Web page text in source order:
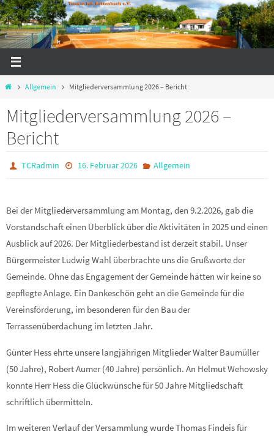
Zum
Inhalt
springen
StartAllgemein Mitgliederversammlung 2026 – Bericht
Mitgliederversammlung 2026 –
Bericht
TCRadmin 16. Februar 2026 Allgemein
Bei der Mitgliederversammlung am Montag, den 9.2.2026, gab die
Vorstandschaft einen Überblick über die Aktivitäten in 2025 und einen
Ausblick auf 2026. Der Mitgliederbestand ist derzeit stabil. Unser
Bürgermeister Ludwig Wahl überbrachte uns die Grußworte der
Gemeinde. Ohne das Engagement der Gemeinde hätten wir keine so
gepflegte Anlage. Ein Dankeschön geht an die Gemeinde für die
Vereinsförderung, im besonderen für den Bau der
Terrassenüberdachung im letzten Jahr.
Günter Hess ehrte unsere langjährigen Mitglieder Walter Baumüller
(50 Jahre), Robert Aumer (40 Jahre) persönlich. An Helmut Wehowsky
konnte Herr Hess die Glückwünsche für 50 Jahre Mitgliedschaft
schriftlich übermitteln.
Im weiteren Verlauf der Versammlung wurde Thomas Findeis für